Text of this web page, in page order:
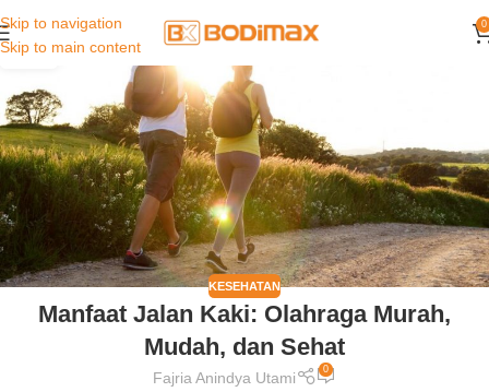
Skip to navigation
Skip to main content
0
29
SEP
KESEHATAN
Manfaat Jalan Kaki: Olahraga Murah,
Mudah, dan Sehat
Fajria Anindya Utami 0